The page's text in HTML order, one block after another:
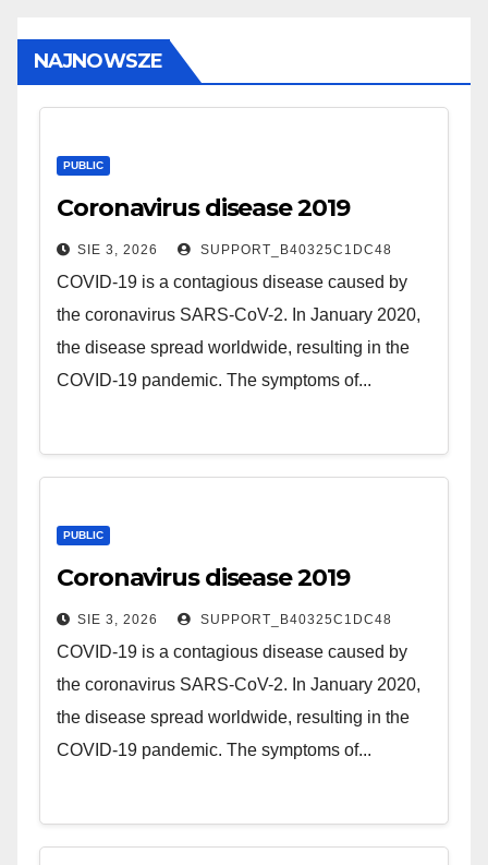
NAJNOWSZE
PUBLIC
Coronavirus disease 2019
SIE 3, 2026 SUPPORT_B40325C1DC48
COVID-19 is a contagious disease caused by
the coronavirus SARS-CoV-2. In January 2020,
the disease spread worldwide, resulting in the
COVID-19 pandemic. The symptoms of...
PUBLIC
Coronavirus disease 2019
SIE 3, 2026 SUPPORT_B40325C1DC48
COVID-19 is a contagious disease caused by
the coronavirus SARS-CoV-2. In January 2020,
the disease spread worldwide, resulting in the
COVID-19 pandemic. The symptoms of...